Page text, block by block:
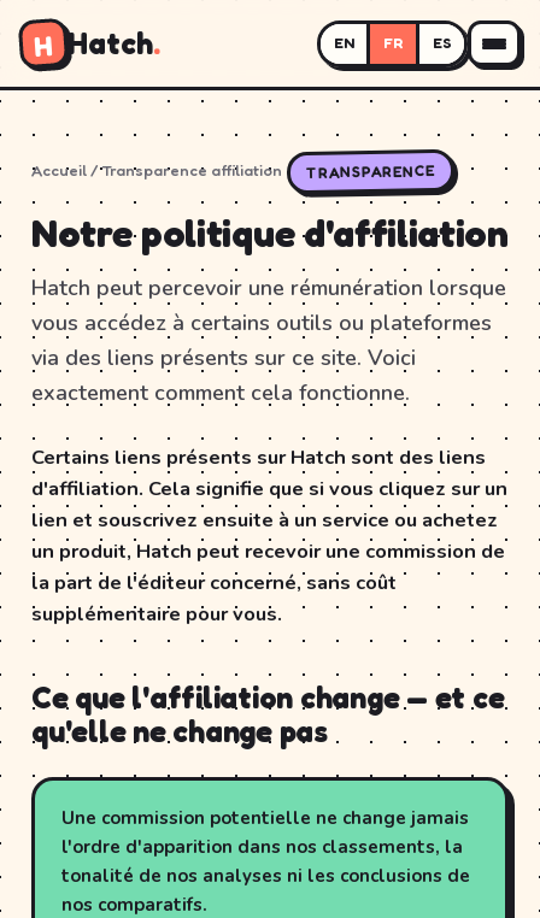
H Hatch. EN FR ES
Accueil / Transparence affiliation TRANSPARENCE
Notre politique d'affiliation
Hatch peut percevoir une rémunération lorsque
vous accédez à certains outils ou plateformes
via des liens présents sur ce site. Voici
exactement comment cela fonctionne.
Certains liens présents sur Hatch sont des liens
d'affiliation. Cela signifie que si vous cliquez sur un
lien et souscrivez ensuite à un service ou achetez
un produit, Hatch peut recevoir une commission de
la part de l'éditeur concerné, sans coût
supplémentaire pour vous.
Ce que l'affiliation change — et ce
qu'elle ne change pas
Une commission potentielle ne change jamais
l'ordre d'apparition dans nos classements, la
tonalité de nos analyses ni les conclusions de
nos comparatifs.